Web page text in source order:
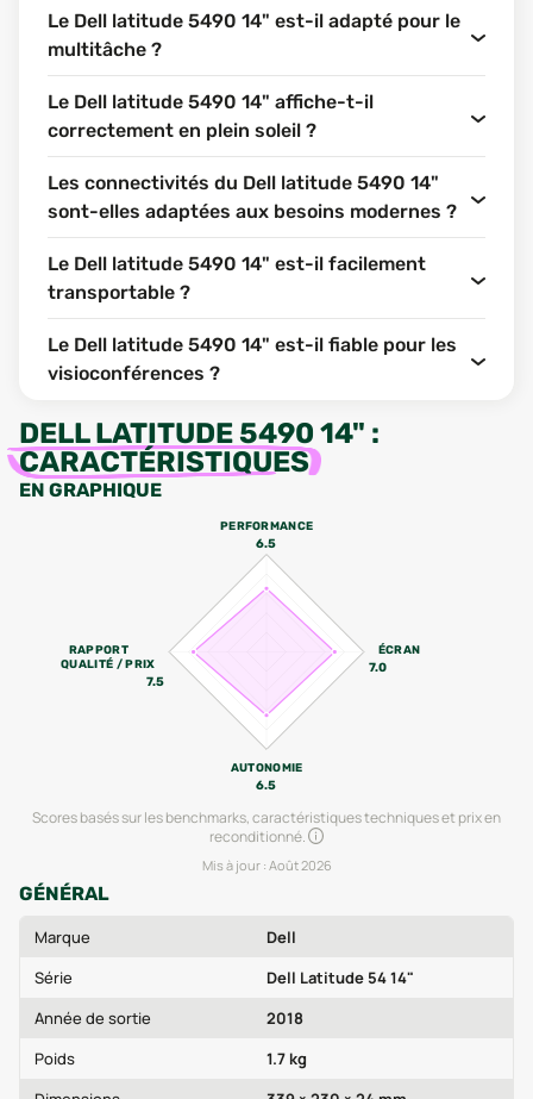
Le Dell latitude 5490 14" est-il adapté pour le
multitâche ?
Le Dell latitude 5490 14" affiche-t-il
correctement en plein soleil ?
Les connectivités du Dell latitude 5490 14"
sont-elles adaptées aux besoins modernes ?
Le Dell latitude 5490 14" est-il facilement
transportable ?
Le Dell latitude 5490 14" est-il fiable pour les
visioconférences ?
DELL LATITUDE 5490 14" :
CARACTÉRISTIQUES
EN GRAPHIQUE
PERFORMANCE
6.5
ÉCRAN
7.0
AUTONOMIE
6.5
RAPPORT
QUALITÉ / PRIX
7.5
Scores basés sur les benchmarks, caractéristiques techniques et prix en
reconditionné.
Mis à jour : Août 2026
GÉNÉRAL
Marque
Dell
Série
Dell Latitude 54 14"
Année de sortie
2018
Poids
1.7 kg